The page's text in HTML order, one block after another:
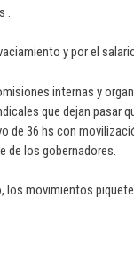
.
y por el
internas y
que dejan pasar
de 36 hs con
de los gobernadores.
movimientos